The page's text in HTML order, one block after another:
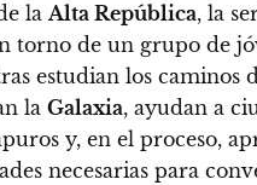
laAlta República, la
torno de un grupo de
estudian los caminos
la Galaxia, ayudan a
y, en el proceso,
necesarias para